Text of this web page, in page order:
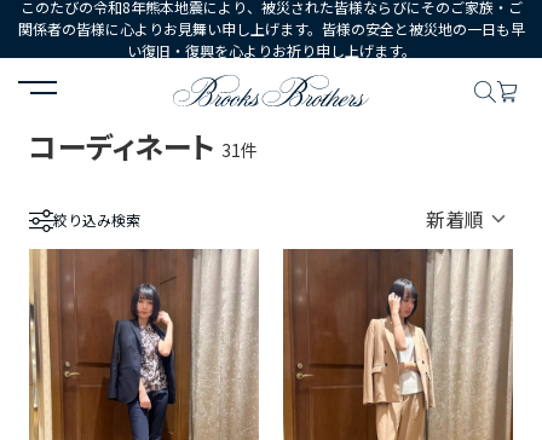
このたびの令和8年熊本地震により、被災された皆様ならびにそのご家族・ご
関係者の皆様に心よりお見舞い申し上げます。皆様の安全と被災地の一日も早
い復旧・復興を心よりお祈り申し上げます。
HOME コーディネート一覧
コーディネート 31件
絞り込み検索